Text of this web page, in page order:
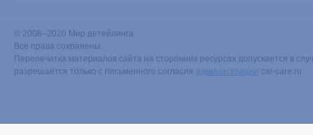
© 2008–2020 Мир детейлинга
Все права сохранены.
Перепечатка материалов сайта на сторонних ресурсах допускается в
разрешается только с письменного согласия администрации car-care.ru